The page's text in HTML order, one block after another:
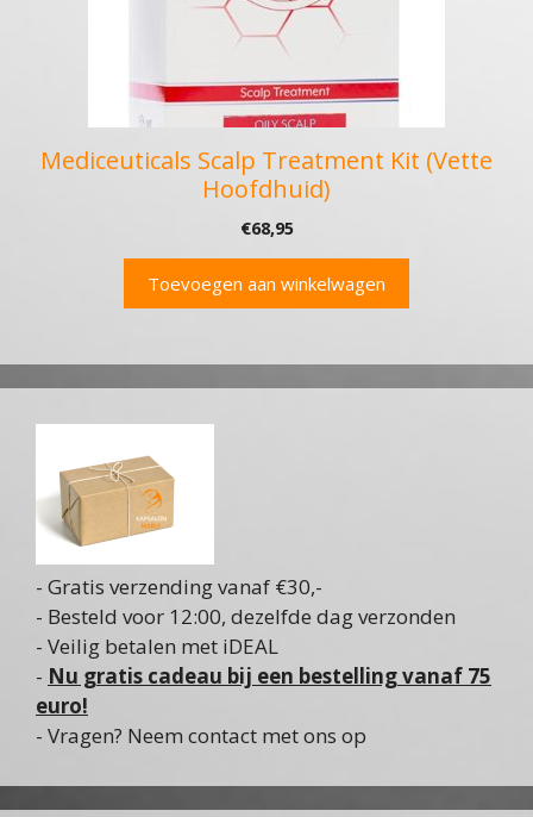
Mediceuticals Scalp Treatment Kit (Vette
Hoofdhuid)
€68,95
Toevoegen aan winkelwagen
- Gratis verzending vanaf €30,-
- Besteld voor 12:00, dezelfde dag verzonden
- Veilig betalen met iDEAL
- Nu gratis cadeau bij een bestelling vanaf 75
euro!
- Vragen? Neem contact met ons op